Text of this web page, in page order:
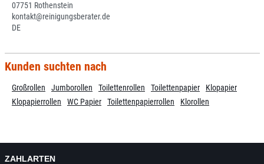
07751 Rothenstein
kontakt@reinigungsberater.de
DE
Kunden suchten nach
Großrollen Jumborollen Toilettenrollen Toilettenpapier
Klopapier
Klopapierrollen
WC Papier Toilettenpapierrollen Klorollen
ZAHLARTEN